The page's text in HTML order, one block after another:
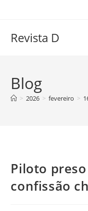
conteúdo
Revista D
Blog
> 2026 > fevereiro >
Piloto
confissão